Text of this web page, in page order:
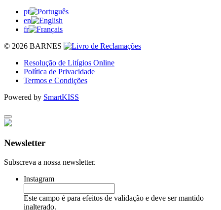
pt
en
fr
© 2026 BARNES
Resolução de Litígios Online
Política de Privacidade
Termos e Condições
Powered by SmartKISS
Newsletter
Subscreva a nossa newsletter.
Instagram
Este campo é para efeitos de validação e deve ser mantido
inalterado.